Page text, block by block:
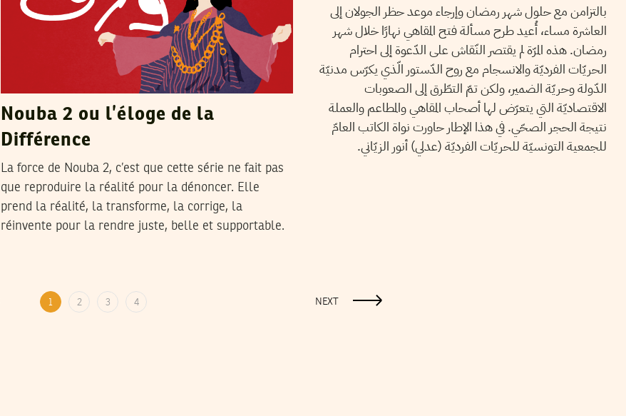
بالتزامن مع حلول شهر رمضان وإرجاء موعد حظر الجولان إلى
العاشرة مساء، أُعيد طرح مسألة فتح المقاهي نهارًا خلال شهر
رمضان. هذه المرّة لم يقتصر النّقاش على الدّعوة إلى احترام
الحريّات الفرديّة والانسجام مع روح الدّستور الّذي يكرّس مدنيّة
الدّولة وحريّة الضمير، ولكن تمّ التطّرق إلى الصعوبات
الاقتصاديّة التي يتعرّض لها أصحاب المقاهي والمطاعم والعملة
نتيجة الحجر الصحّي. في هذا الإطار حاورت نواة الكاتب العامّ
للجمعية التونسيّة للحريّات الفرديّة (عدلي) أنور الزيّاني.
Nouba 2 ou l’éloge de la
Différence
La force de Nouba 2, c’est que cette série ne fait pas
que reproduire la réalité pour la dénoncer. Elle
prend la réalité, la transforme, la corrige, la
réinvente pour la rendre juste, belle et supportable.
1 2 3 4 NEXT